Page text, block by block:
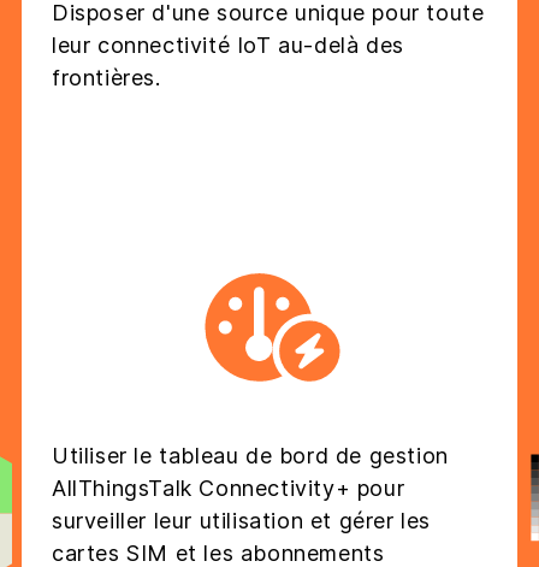
Disposer d'une source unique pour toute
leur connectivité IoT au-delà des
frontières.
Utiliser le tableau de bord de gestion
AllThingsTalk Connectivity+ pour
surveiller leur utilisation et gérer les
cartes SIM et les abonnements